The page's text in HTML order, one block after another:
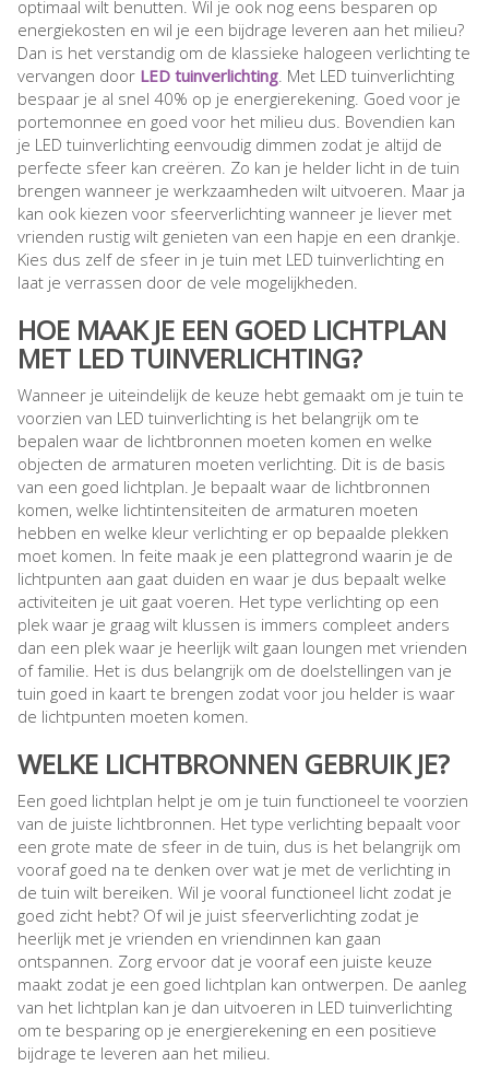
optimaal wilt benutten. Wil je ook nog eens besparen op
energiekosten en wil je een bijdrage leveren aan het milieu?
Dan is het verstandig om de klassieke halogeen verlichting te
vervangen door LED tuinverlichting. Met LED tuinverlichting
bespaar je al snel 40% op je energierekening. Goed voor je
portemonnee en goed voor het milieu dus. Bovendien kan
je LED tuinverlichting eenvoudig dimmen zodat je altijd de
perfecte sfeer kan creëren. Zo kan je helder licht in de tuin
brengen wanneer je werkzaamheden wilt uitvoeren. Maar ja
kan ook kiezen voor sfeerverlichting wanneer je liever met
vrienden rustig wilt genieten van een hapje en een drankje.
Kies dus zelf de sfeer in je tuin met LED tuinverlichting en
laat je verrassen door de vele mogelijkheden.
HOE MAAK JE EEN GOED LICHTPLAN
MET LED TUINVERLICHTING?
Wanneer je uiteindelijk de keuze hebt gemaakt om je tuin te
voorzien van LED tuinverlichting is het belangrijk om te
bepalen waar de lichtbronnen moeten komen en welke
objecten de armaturen moeten verlichting. Dit is de basis
van een goed lichtplan. Je bepaalt waar de lichtbronnen
komen, welke lichtintensiteiten de armaturen moeten
hebben en welke kleur verlichting er op bepaalde plekken
moet komen. In feite maak je een plattegrond waarin je de
lichtpunten aan gaat duiden en waar je dus bepaalt welke
activiteiten je uit gaat voeren. Het type verlichting op een
plek waar je graag wilt klussen is immers compleet anders
dan een plek waar je heerlijk wilt gaan loungen met vrienden
of familie. Het is dus belangrijk om de doelstellingen van je
tuin goed in kaart te brengen zodat voor jou helder is waar
de lichtpunten moeten komen.
WELKE LICHTBRONNEN GEBRUIK JE?
Een goed lichtplan helpt je om je tuin functioneel te voorzien
van de juiste lichtbronnen. Het type verlichting bepaalt voor
een grote mate de sfeer in de tuin, dus is het belangrijk om
vooraf goed na te denken over wat je met de verlichting in
de tuin wilt bereiken. Wil je vooral functioneel licht zodat je
goed zicht hebt? Of wil je juist sfeerverlichting zodat je
heerlijk met je vrienden en vriendinnen kan gaan
ontspannen. Zorg ervoor dat je vooraf een juiste keuze
maakt zodat je een goed lichtplan kan ontwerpen. De aanleg
van het lichtplan kan je dan uitvoeren in LED tuinverlichting
om te besparing op je energierekening en een positieve
bijdrage te leveren aan het milieu.